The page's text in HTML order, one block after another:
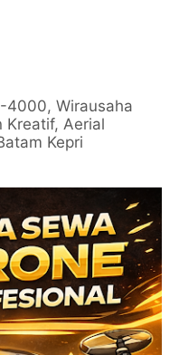
Wirausaha
Kreatif, Aerial
Kepri